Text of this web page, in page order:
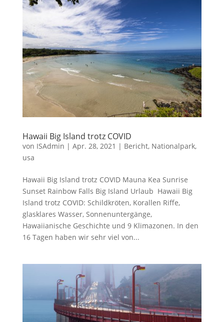
Hawaii Big Island trotz COVID
von ISAdmin | Apr. 28, 2021 | Bericht, Nationalpark,
usa
Hawaii Big Island trotz COVID Mauna Kea Sunrise
Sunset Rainbow Falls Big Island Urlaub Hawaii Big
Island trotz COVID: Schildkröten, Korallen Riffe,
glasklares Wasser, Sonnenuntergänge,
Hawaiianische Geschichte und 9 Klimazonen. In den
16 Tagen haben wir sehr viel von...